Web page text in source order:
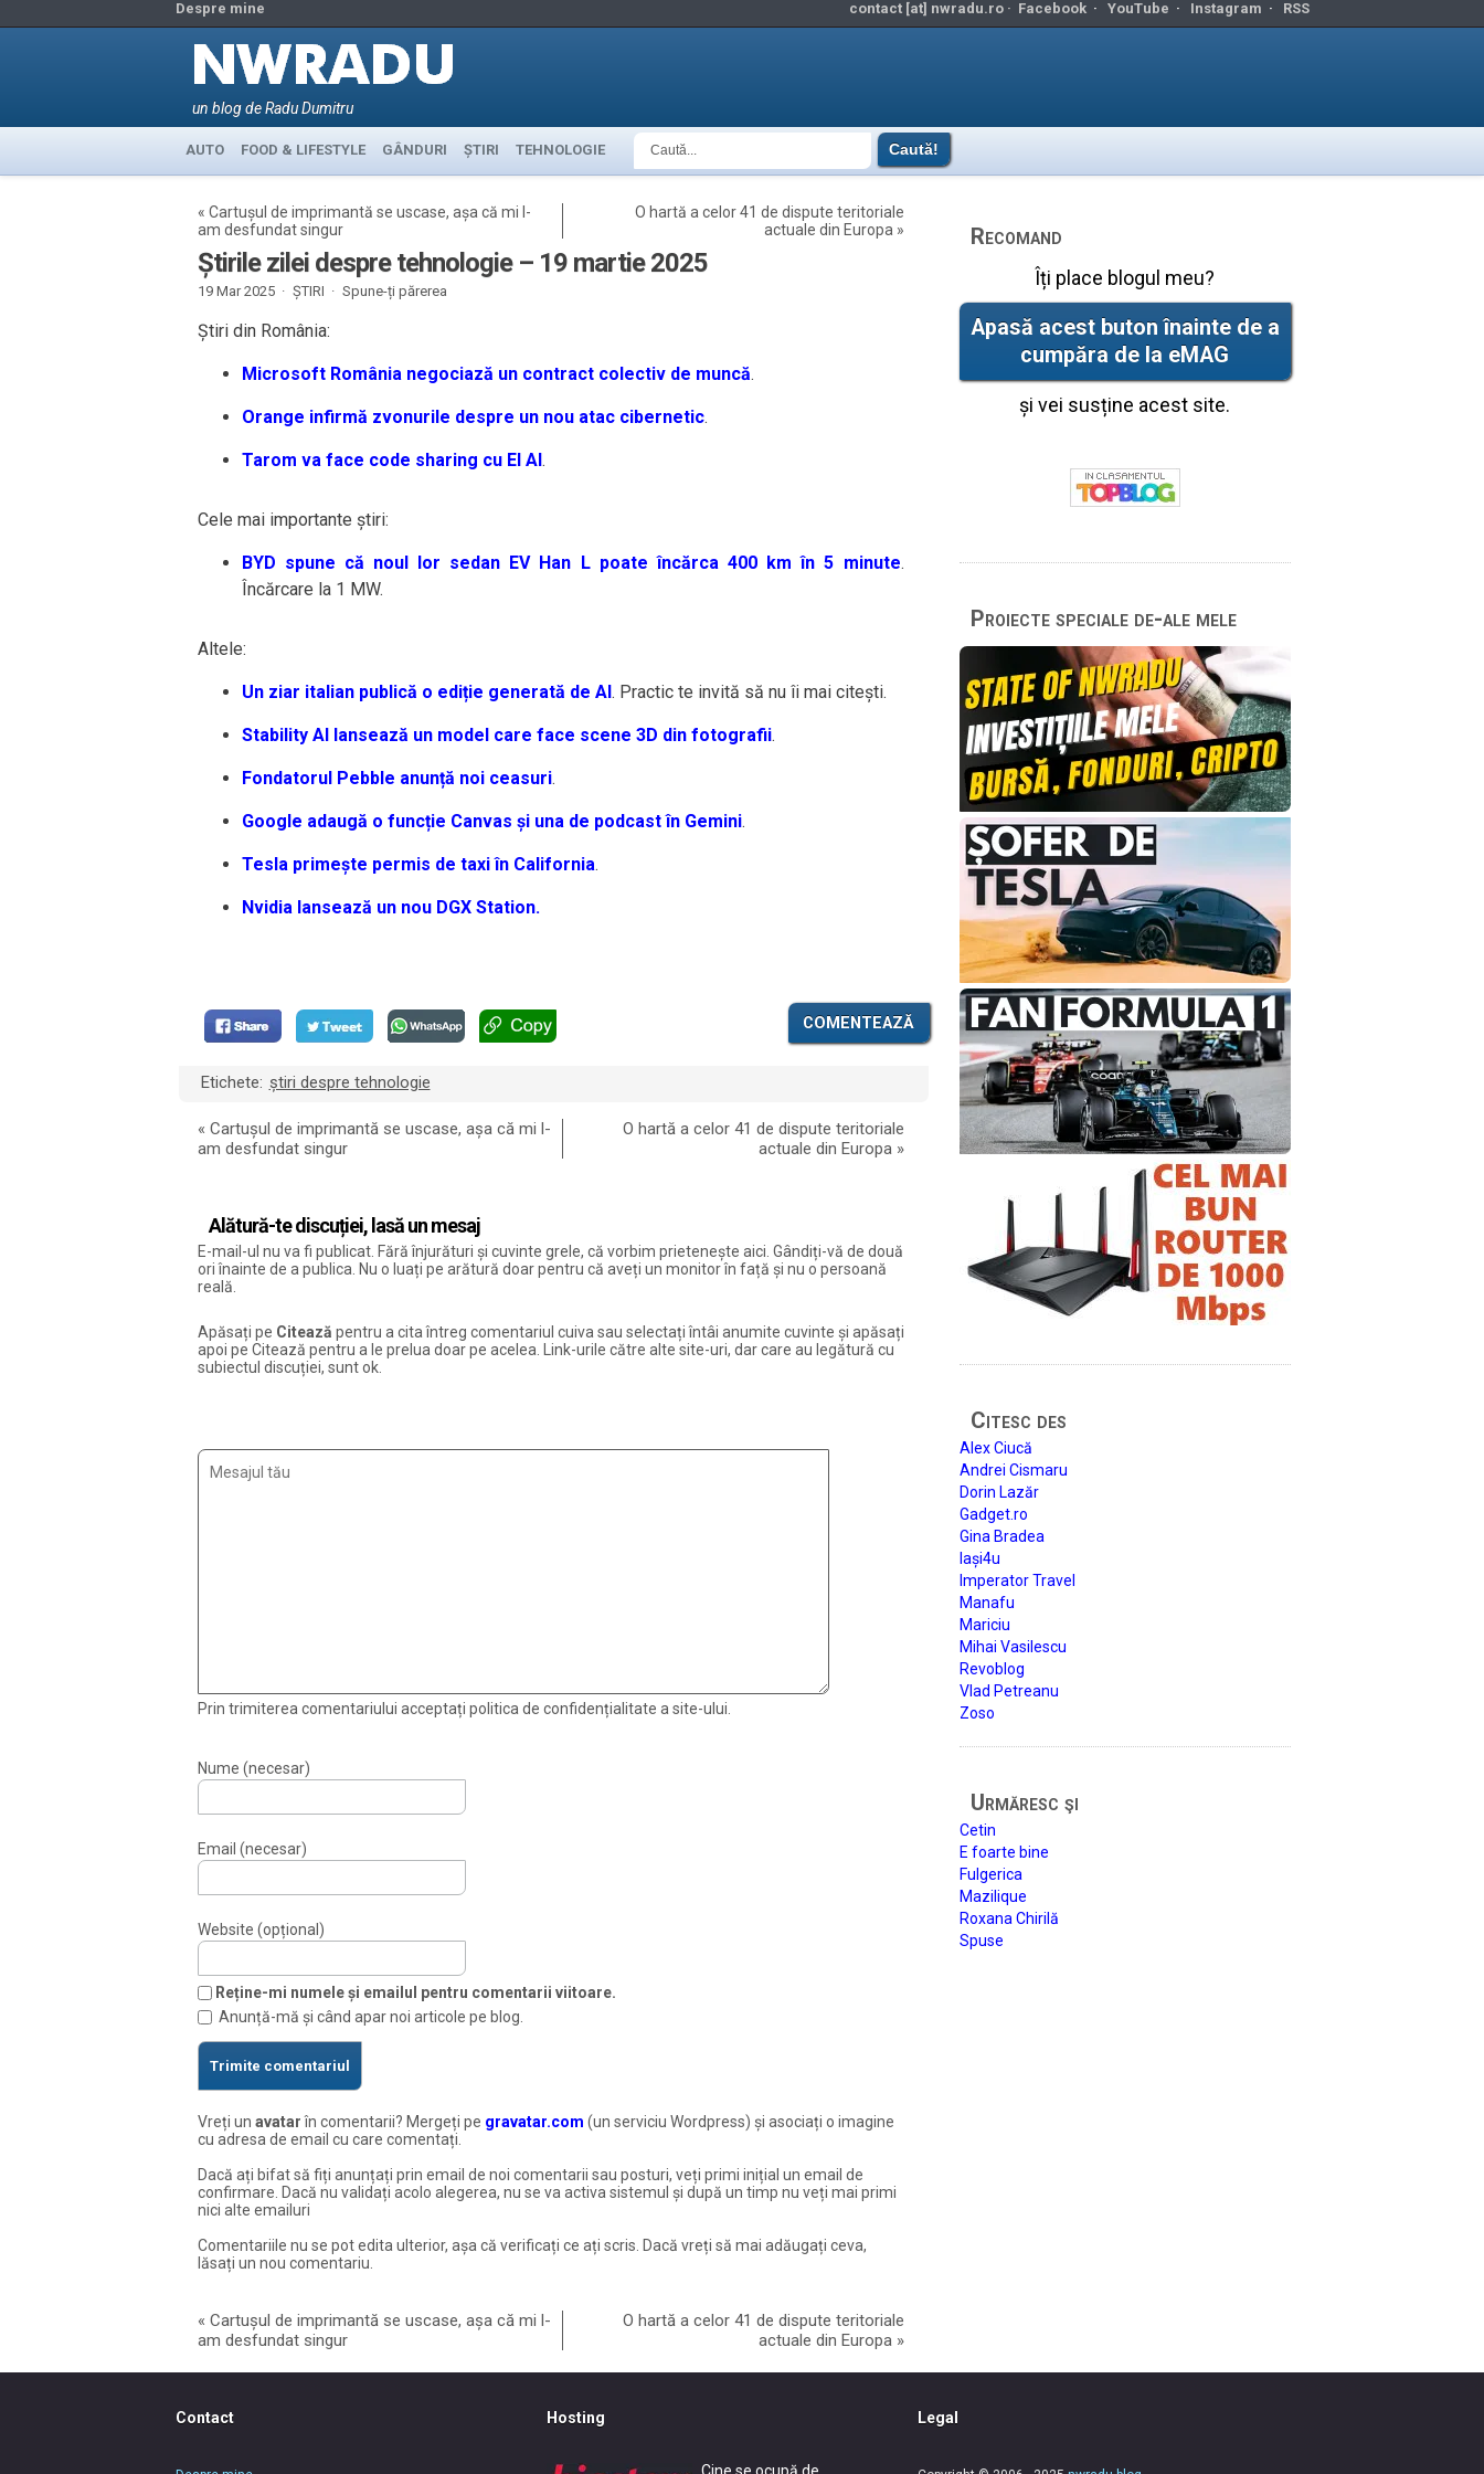
Despre mine contact [at] nwradu.ro · Facebook· YouTube · Instagram · RSS
un blog de Radu Dumitru
AUTO FOOD & LIFESTYLE GÂNDURI ȘTIRI TEHNOLOGIE
« Cartușul de imprimantă se uscase, așa că mi l-
am desfundat singur
O hartă a celor 41 de dispute teritoriale
actuale din Europa »
Știrile zilei despre tehnologie – 19 martie 2025
19 Mar 2025 · ȘTIRI · Spune-ți părerea
Știri din România:
Microsoft România negociază un contract colectiv de muncă.
Orange infirmă zvonurile despre un nou atac cibernetic.
Tarom va face code sharing cu El Al.
Cele mai importante știri:
BYD spune că noul lor sedan EV Han L poate încărca 400 km în 5 minute.
Încărcare la 1 MW.
Altele:
Un ziar italian publică o ediție generată de AI. Practic te invită să nu îi mai citești.
Stability AI lansează un model care face scene 3D din fotografii.
Fondatorul Pebble anunță noi ceasuri.
Google adaugă o funcție Canvas și una de podcast în Gemini.
Tesla primește permis de taxi în California.
Nvidia lansează un nou DGX Station.
COMENTEAZĂ
Etichete: știri despre tehnologie
« Cartușul de imprimantă se uscase, așa că mi l-
am desfundat singur
O hartă a celor 41 de dispute teritoriale
actuale din Europa»
Alătură-te discuției, lasă un mesaj
E-mail-ul nu va fi publicat. Fără înjurături și cuvinte grele, că vorbim prietenește aici. Gândiți-vă de două
ori înainte de a publica. Nu o luați pe arătură doar pentru că aveți un monitor în față și nu o persoană
reală.
Apăsați pe Citează pentru a cita întreg comentariul cuiva sau selectați întâi anumite cuvinte și apăsați
apoi pe Citează pentru a le prelua doar pe acelea. Link-urile către alte site-uri, dar care au legătură cu
subiectul discuției, sunt ok.
Prin trimiterea comentariului acceptați politica de confidențialitate a site-ului.
Nume (necesar)
Email (necesar)
Website (opțional)
Reține-mi numele și emailul pentru comentarii viitoare.
Anunță-mă și când apar noi articole pe blog.
Vreți un avatarîn comentarii? Mergeți pe gravatar.com (un serviciu Wordpress) și asociați o imagine
cu adresa de email cu care comentați.
Dacă ați bifat să fiți anunțați prin email de noi comentarii sau posturi, veți primi inițial un email de
confirmare. Dacă nu validați acolo alegerea, nu se va activa sistemul și după un timp nu veți mai primi
nici alte emailuri
Comentariile nu se pot edita ulterior, așa că verificați ce ați scris. Dacă vreți să mai adăugați ceva,
lăsați un nou comentariu.
« Cartușul de imprimantă se uscase, așa că mi l-
am desfundat singur
O hartă a celor 41 de dispute teritoriale
actuale din Europa »
Recomand
Îți place blogul meu?
Apasă acest buton înainte de a
cumpăra de la eMAG
și vei susține acest site.
Proiecte speciale de-ale mele
Citesc des
Alex Ciucă
Andrei Cismaru
Dorin Lazăr
Gadget.ro
Gina Bradea
Iași4u
Imperator Travel
Manafu
Mariciu
Mihai Vasilescu
Revoblog
Vlad Petreanu
Zoso
Urmăresc şi
Cetin
E foarte bine
Fulgerica
Mazilique
Roxana Chirilă
Spuse
Contact Hosting
Cine se ocupă de
Legal